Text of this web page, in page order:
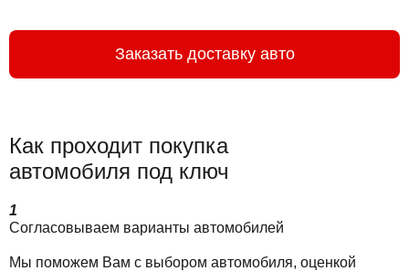
Заказать доставку авто
Как проходит покупка
автомобиля под ключ
1
Согласовываем варианты автомобилей
Мы поможем Вам с выбором автомобиля, оценкой